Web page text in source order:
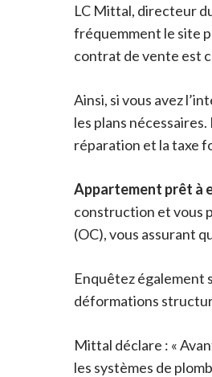
LC Mittal, directeur
fréquemment le site
contrat de vente est
Ainsi, si vous avez
les plans
réparation et la taxe
Appartement prêt à
construction et vous
(OC), vous assurant
Enquêtez également
déformations
Mittal déclare : «
les systèmes de